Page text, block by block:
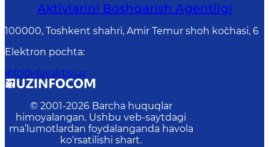
Aktivlarini Boshqarish Agentligi
100000, Toshkent shahri, Amir Temur shoh ko`chasi, 6
Elektron pochta:
info@davaktiv.uz
© 2001-2026 Barcha huquqlar
himoyalangan. Ushbu veb-saytdagi
ma’lumotlardan foydalanganda havola
ko‘rsatilishi shart.